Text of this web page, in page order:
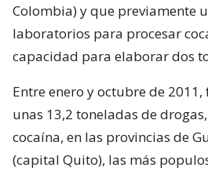
Colombia) y que previamente
laboratorios para procesar
capacidad para elaborar dos
Entre enero y octubre de
unas 13,2 toneladas de
cocaína, en las provincias de
(capital Quito), las más